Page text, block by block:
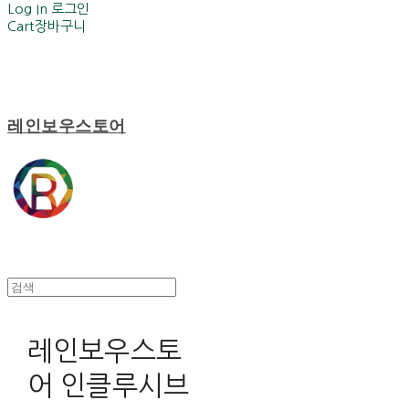
Log In 로그인
Cart장바구니
레인보우스토어
레인보우스토
어 인클루시브